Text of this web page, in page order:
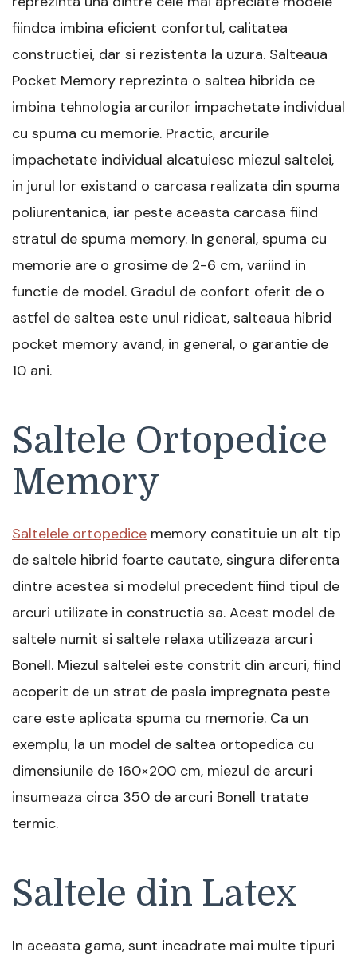
fiindca imbina eficient confortul, calitatea
constructiei, dar si rezistenta la uzura. Salteaua
Pocket Memory reprezinta o saltea hibrida ce
imbina tehnologia arcurilor impachetate individual
cu spuma cu memorie. Practic, arcurile
impachetate individual alcatuiesc miezul saltelei,
in jurul lor existand o carcasa realizata din spuma
poliurentanica, iar peste aceasta carcasa fiind
stratul de spuma memory. In general, spuma cu
memorie are o grosime de 2-6 cm, variind in
functie de model. Gradul de confort oferit de o
astfel de saltea este unul ridicat, salteaua hibrid
pocket memory avand, in general, o garantie de
10 ani.
Saltele Ortopedice
Memory
Saltelele ortopedice memory constituie un alt tip
de saltele hibrid foarte cautate, singura diferenta
dintre acestea si modelul precedent fiind tipul de
arcuri utilizate in constructia sa. Acest model de
saltele numit si saltele relaxa utilizeaza arcuri
Bonell. Miezul saltelei este constrit din arcuri, fiind
acoperit de un strat de pasla impregnata peste
care este aplicata spuma cu memorie. Ca un
exemplu, la un model de saltea ortopedica cu
dimensiunile de 160×200 cm, miezul de arcuri
insumeaza circa 350 de arcuri Bonell tratate
termic.
Saltele din Latex
In aceasta gama, sunt incadrate mai multe tipuri